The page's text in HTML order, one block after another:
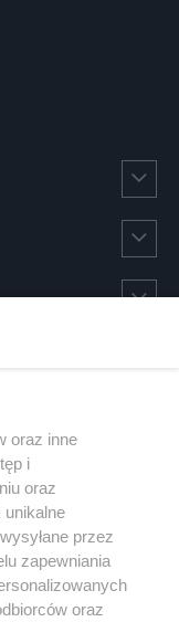
oraz inne
i
oraz
unikalne
przez
zapewniania
oraz